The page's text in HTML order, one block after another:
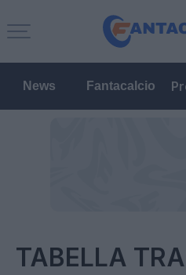
News Fantacalcio
TABELLA